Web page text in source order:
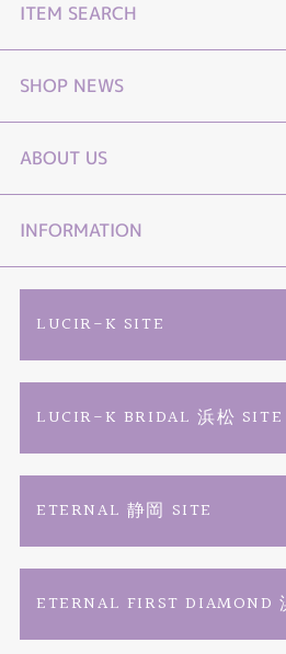
ITEM SEARCH
婚約指輪
結婚指輪
セットリング
エタニティーリング
婚約ネックレス
リフォーム
結婚記念日ジュエリー
ファッションジュエリー
ベビーリング
SHOP NEWS
プロポーズストーリームービー
プロポーズLP
オンライン接客
動画コンテンツ
商品一覧
ブランドリスト
お客様の声
ABOUT US
４つの選べる購入プラン
店舗情報・会社概要
TIARAフェア総合
INFORMATION
特定商取引に関する表記
LUCIR-K SITE
LUCIR-K BRIDAL 浜松 SITE
ETERNAL 静岡 SITE
ETERNAL FIRST DIAMOND